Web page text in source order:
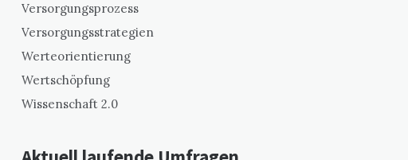
Versorgungsprozess
Versorgungsstrategien
Werteorientierung
Wertschöpfung
Wissenschaft 2.0